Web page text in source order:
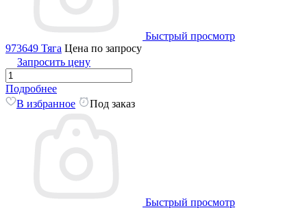
Быстрый просмотр
973649 Тяга Цена по запросу
Запросить цену
Подробнее
В избранное
Под заказ
Быстрый просмотр